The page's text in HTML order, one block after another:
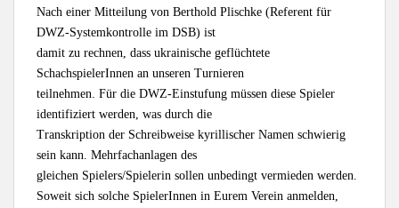
Nach einer Mitteilung von Berthold Plischke (Referent für
DWZ-Systemkontrolle im DSB) ist
damit zu rechnen, dass ukrainische geflüchtete
SchachspielerInnen an unseren Turnieren
teilnehmen. Für die DWZ-Einstufung müssen diese Spieler
identifiziert werden, was durch die
Transkription der Schreibweise kyrillischer Namen schwierig
sein kann. Mehrfachanlagen des
gleichen Spielers/Spielerin sollen unbedingt vermieden werden.
Soweit sich solche SpielerInnen in Eurem Verein anmelden,